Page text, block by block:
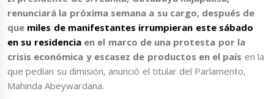
renunciará la próxima semana a su cargo, después de
que miles de manifestantes irrumpieran este sábado
en su residenciaen el marco de una protesta por la
crisis económica y escasez de productos en el país en la
que pedían su dimisión, anunció el titular del Parlamento,
Mahinda Abeywardana.